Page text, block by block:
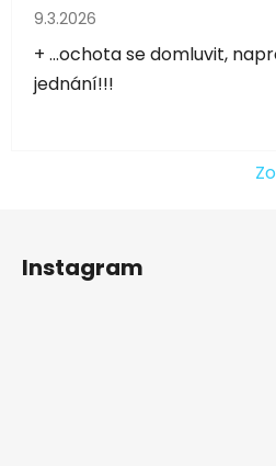
Hodnocení obchodu je 5 z 5
9.3.2026
+ ...ochota se domluvit,
jednání!!!
Instagram